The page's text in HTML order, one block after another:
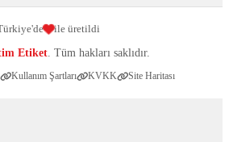
Etiket . Tüm hakları saklıdır.
ile üretildi
Kullanım Şartları KVKK Site Haritası